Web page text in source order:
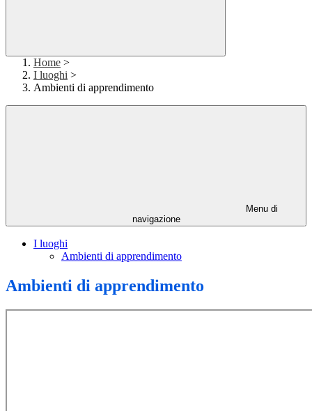
Home >
I luoghi >
Ambienti di apprendimento
Menu di
navigazione
I luoghi
Ambienti di apprendimento
Ambienti di apprendimento